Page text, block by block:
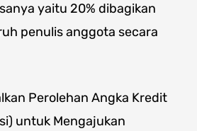
yaitu 20% dibagikan
penulis anggota secara
Perolehan Angka Kredit
untuk Mengajukan